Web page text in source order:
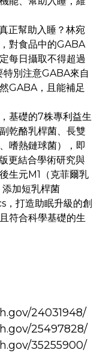
正幫助入睡？林宛
對食品中的GABA
每日攝取不得超過
別注意GABA來自
GABA，且能補足
基礎的7株專利益生
乾酪乳桿菌、長雙
嗜熱鏈球菌），即
更結合學術研究與
生元M1（克菲爾乳
加短乳桿菌
，打造助眠升級的創
符合科學基礎的生
24031948/
25497828/
35255900/